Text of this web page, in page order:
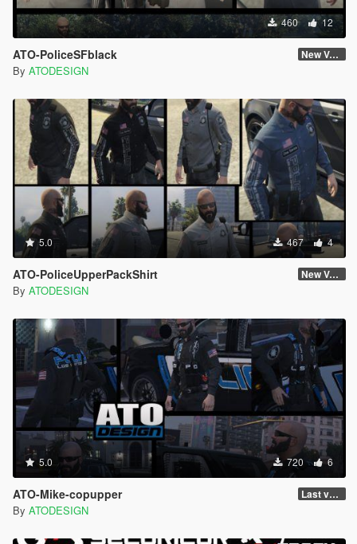
460 12
ATO-PoliceSFblack New Version
By ATODESIGN
5.0 467 4
ATO-PoliceUpperPackShirt New Version
By ATODESIGN
5.0 720 6
ATO-Mike-copupper Last version
By ATODESIGN